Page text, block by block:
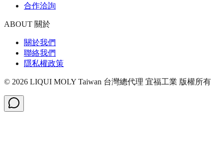
合作洽詢
ABOUT 關於
關於我們
聯絡我們
隱私權政策
© 2026 LIQUI MOLY Taiwan 台灣總代理 宜福工業 版權所有